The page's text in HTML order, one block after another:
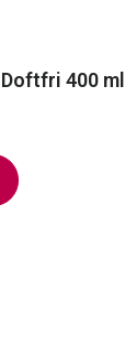
400 ml